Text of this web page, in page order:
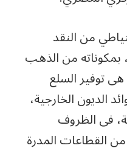
من النقد
بمكوناته من الذهب
هى توفير السلع
الديون الخارجية،
فى الظروف
من القطاعات المدرة